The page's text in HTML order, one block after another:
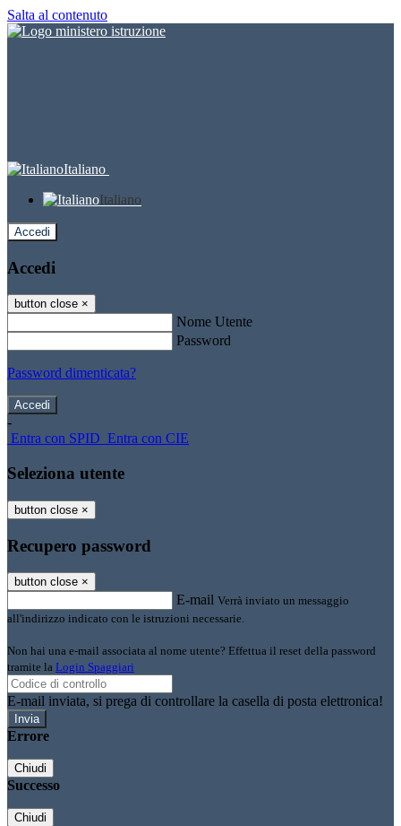
Salta al contenuto
Italiano
Italiano
Accedi
Accedi
button close ×
Nome Utente
Password
Password dimenticata?
-
Entra con SPID Entra con CIE
Seleziona utente
button close ×
Recupero password
button close ×
E-mail Verrà inviato un messaggio
all'indirizzo indicato con le istruzioni necessarie.
Non hai una e-mail associata al nome utente? Effettua il reset della password
tramite la Login Spaggiari
E-mail inviata, si prega di controllare la casella di posta elettronica!
Errore
Chiudi
Successo
Chiudi